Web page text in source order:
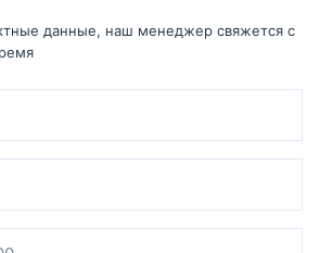
данные, наш менеджер свяжется с